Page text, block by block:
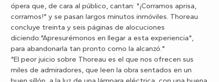
ópera que, de cara al público, cantan: "¡Corramos aprisa,
corramos!" y se pasan largos minutos inmóviles. Thoreau
concluye treinta y seis páginas de alocuciones
diciendo:"Apresurémonos en llegar a esta experiencia",
para abandonarla tan pronto como la alcanzó."
"El peor juicio sobre Thoreau es el que nos ofrecen sus
miles de admiradores, que leen la obra sentados en un